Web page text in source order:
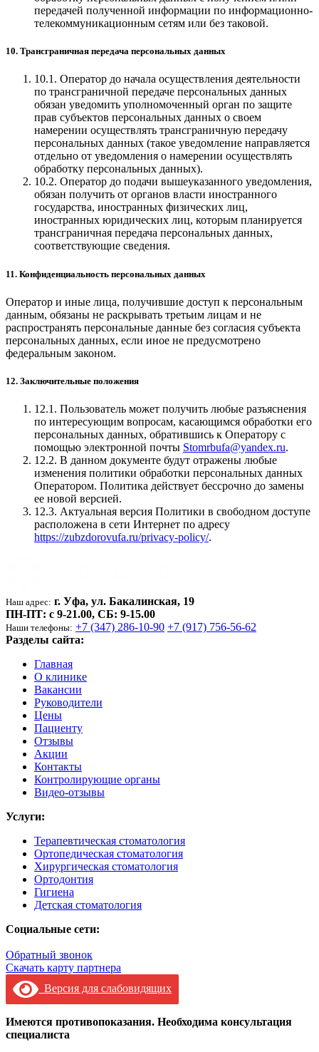
передачей полученной информации по информационно-
телекоммуникационным сетям или без таковой.
10. Трансграничная передача персональных данных
10.1. Оператор до начала осуществления деятельности
по трансграничной передаче персональных данных
обязан уведомить уполномоченный орган по защите
прав субъектов персональных данных о своем
намерении осуществлять трансграничную передачу
персональных данных (такое уведомление направляется
отдельно от уведомления о намерении осуществлять
обработку персональных данных).
10.2. Оператор до подачи вышеуказанного уведомления,
обязан получить от органов власти иностранного
государства, иностранных физических лиц,
иностранных юридических лиц, которым планируется
трансграничная передача персональных данных,
соответствующие сведения.
11. Конфиденциальность персональных данных
Оператор и иные лица, получившие доступ к персональным
данным, обязаны не раскрывать третьим лицам и не
распространять персональные данные без согласия субъекта
персональных данных, если иное не предусмотрено
федеральным законом.
12. Заключительные положения
12.1. Пользователь может получить любые разъяснения
по интересующим вопросам, касающимся обработки его
персональных данных, обратившись к Оператору с
помощью электронной почты Stomrbufa@yandex.ru.
12.2. В данном документе будут отражены любые
изменения политики обработки персональных данных
Оператором. Политика действует бессрочно до замены
ее новой версией.
12.3. Актуальная версия Политики в свободном доступе
расположена в сети Интернет по адресу
https://zubzdorovufa.ru/privacy-policy/.
Наш адрес: г. Уфа, ул. Бакалинская, 19
ПН-ПТ: c 9-21.00, СБ: 9-15.00
Наши телефоны: +7 (347) 286-10-90 +7 (917) 756-56-62
Разделы сайта:
Главная
О клинике
Вакансии
Руководители
Цены
Пациенту
Отзывы
Акции
Контакты
Контролирующие органы
Видео-отзывы
Услуги:
Терапевтическая стоматология
Ортопедическая стоматология
Хирургическая стоматология
Ортодонтия
Гигиена
Детская стоматология
Социальные сети:
Обратный звонок
Скачать карту партнера
Версия для слабовидящих
Имеются противопоказания. Необходима консультация
специалиста